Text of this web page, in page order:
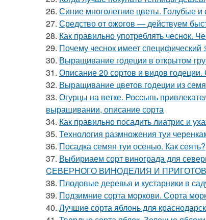
26. Синие многолетние цветы. Голубые и
27. Средство от ожогов ― действуем
28. Как правильно употреблять чеснок.
29. Почему чеснок имеет специфический
30. Выращивание годеции в открытом
31. Описание 20 сортов и видов годеции.
32. Выращивание цветов годеции из
33. Огурцы на ветке. Россыпь
выращивании, описание сорта
34. Как правильно посадить лиатрис и
35. Технология размножения туи
36. Посадка семян туи осенью. Как сеять?
37. Выбириаем сорт винограда для
CЕВЕРНОГО ВИНОДЕЛИЯ И
38. Плодовые деревья и кустарники в
39. Подзимние сорта моркови. Сорта
40. Лучшие сорта яблонь для